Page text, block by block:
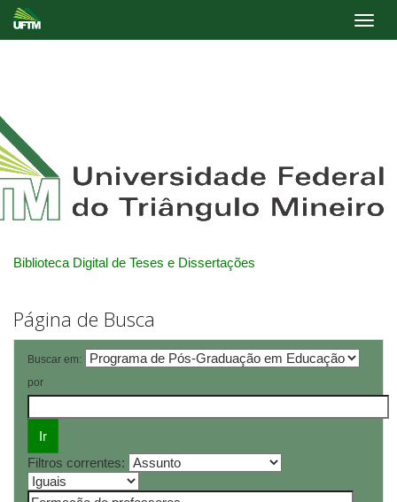
Biblioteca Digital de Teses e Dissertações
Página de Busca
Buscar em:
por
Filtros correntes: